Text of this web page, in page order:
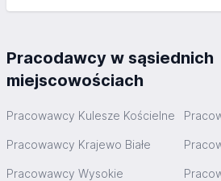
Pracodawcy w sąsiednich
miejscowościach
Pracowawcy Kulesze Kościelne
Pracowawcy Krajewo Białe
Pracowawcy Wysokie